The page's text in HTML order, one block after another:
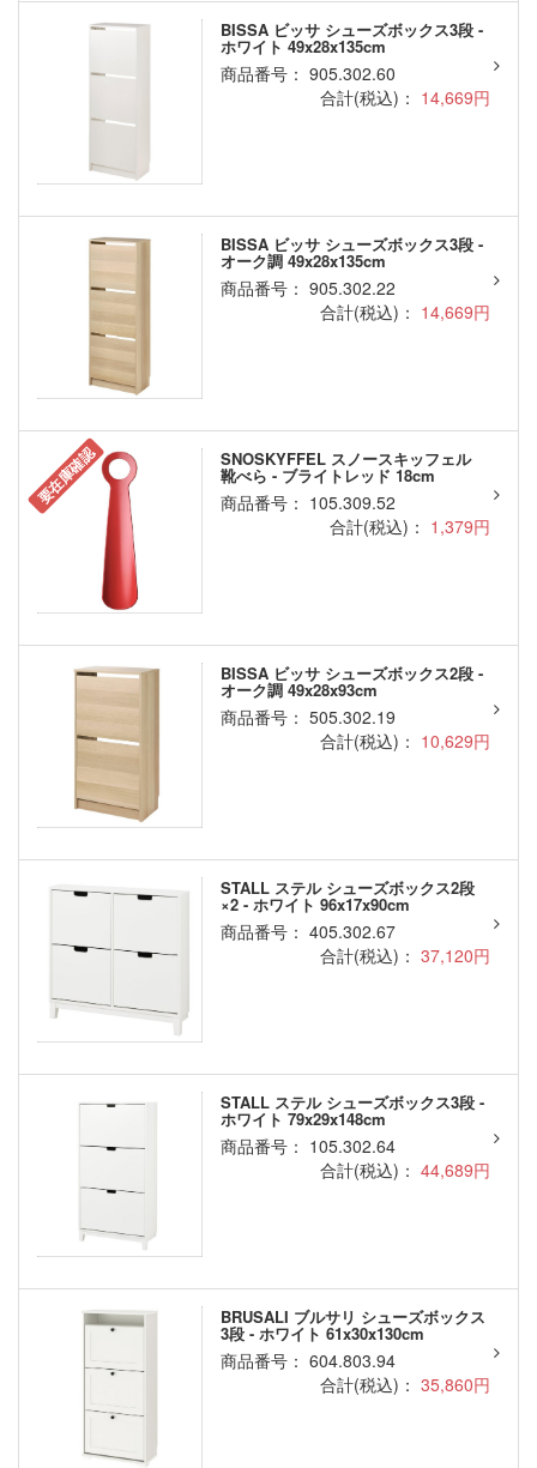
BISSA ビッサ シューズボックス3段 -
ホワイト 49x28x135cm
商品番号： 905.302.60
合計(税込)： 14,669円
BISSA ビッサ シューズボックス3段 -
オーク調 49x28x135cm
商品番号： 905.302.22
合計(税込)： 14,669円
要在庫確認 SNOSKYFFEL スノースキッフェル
靴べら - ブライトレッド 18cm
商品番号： 105.309.52
合計(税込)： 1,379円
BISSA ビッサ シューズボックス2段 -
オーク調 49x28x93cm
商品番号： 505.302.19
合計(税込)： 10,629円
STALL ステル シューズボックス2段
×2 - ホワイト 96x17x90cm
商品番号： 405.302.67
合計(税込)： 37,120円
STALL ステル シューズボックス3段 -
ホワイト 79x29x148cm
商品番号： 105.302.64
合計(税込)： 44,689円
BRUSALI ブルサリ シューズボックス
3段 - ホワイト 61x30x130cm
商品番号： 604.803.94
合計(税込)： 35,860円